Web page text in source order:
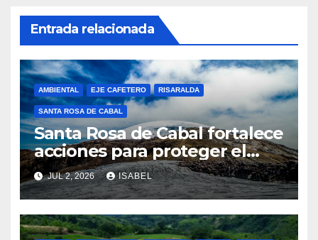
Entrada relacionada
AMBIENTAL EJE CAFETERO RISARALDA
SANTA ROSA DE CABAL
Santa Rosa de Cabal fortalece
acciones para proteger el
Parque Los Nevados durante
el fenómeno de El Niño
JUL 2, 2026 ISABEL